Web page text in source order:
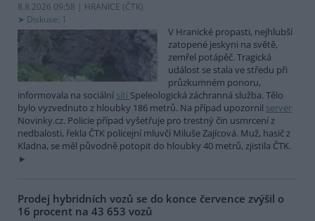
8.8.2026 09:58 | HRANICE (ČTK)
Diskuse: 1
V Hranické propasti, nejhlubší
zatopené jeskyni na světě,
zemřel potápěč. Tragická
událost se stala ve středu při
průzkumném ponoru,
informovala na sociální síti Speleologická záchranná služba. Tělo
bylo vyzvednuto z hloubky 186 metrů. Na případ upozornil server
Novinky.cz. Policie případ vyšetřuje pro trestný čin usmrcení z
nedbalosti, řekla ČTK policejní mluvčí Miluše Zajícová. Muž, hasič z
Kladna, se měl původně potopit do hloubky 40 metrů, zjistila ČTK.
Prodej hybridních vozů se do konce července zvýšil o
16 procent na 43 653 vozů